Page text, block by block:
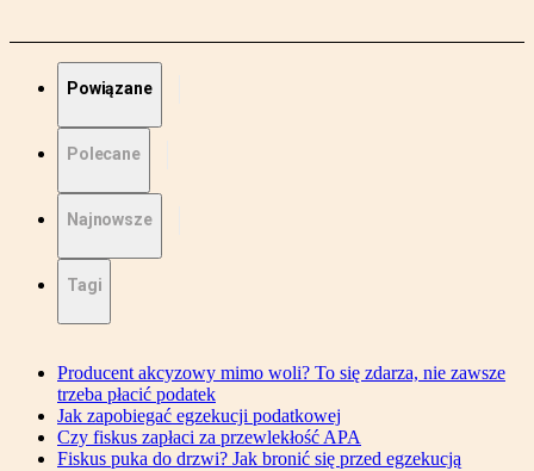
Powiązane
Polecane
Najnowsze
Tagi
Producent akcyzowy mimo woli? To się zdarza, nie zawsze
trzeba płacić podatek
Jak zapobiegać egzekucji podatkowej
Czy fiskus zapłaci za przewlekłość APA
Fiskus puka do drzwi? Jak bronić się przed egzekucją